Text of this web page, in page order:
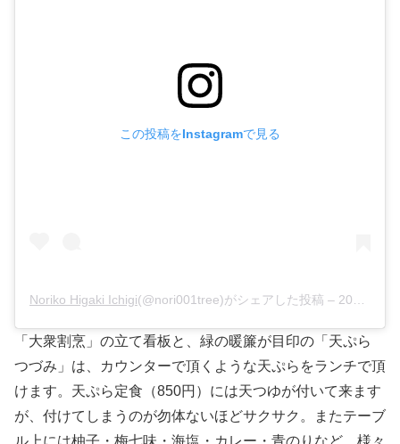
この投稿をInstagramで見る
Noriko Higaki Ichigi(@nori001tree)がシェアした投稿 – 2019年 2月月21日午前6時19分PST
「大衆割烹」の立て看板と、緑の暖簾が目印の「天ぷら
つづみ」は、カウンターで頂くような天ぷらをランチで頂
けます。天ぷら定食（850円）には天つゆが付いて来ます
が、付けてしまうのが勿体ないほどサクサク。またテーブ